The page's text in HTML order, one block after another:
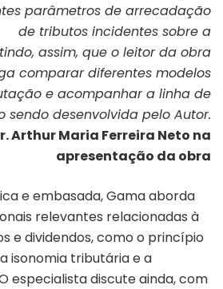
parâmetros de arrecadação
de tributos incidentes sobre a
assim, que o leitor da obra
comparar diferentes modelos
e acompanhar a linha de
sendo desenvolvida pelo Autor.
Arthur Maria Ferreira Neto na
apresentação da obra
e embasada, Gama aborda
relevantes relacionadas à
e dividendos, como o princípio
isonomia tributária e a
especialista discute ainda, com